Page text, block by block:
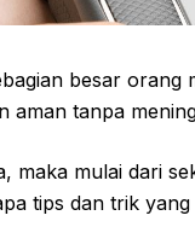
besar orang
tanpa
maka mulai dari
tips dan trik